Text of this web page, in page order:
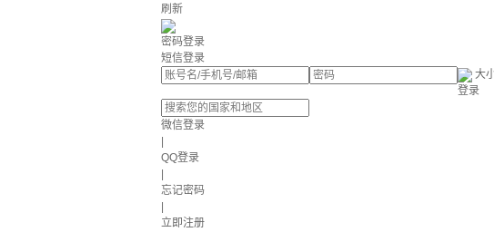
刷新
密码登录
短信登录
大
登录
微信登录
QQ登录
忘记密码
立即注册